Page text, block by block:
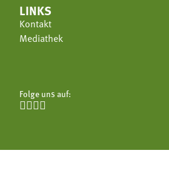
LINKS
Kontakt
Mediathek
Folge uns auf:
